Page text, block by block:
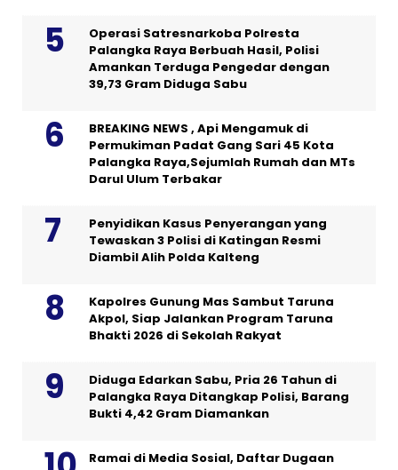
Operasi Satresnarkoba Polresta
Palangka Raya Berbuah Hasil, Polisi
Amankan Terduga Pengedar dengan
39,73 Gram Diduga Sabu
BREAKING NEWS , Api Mengamuk di
Permukiman Padat Gang Sari 45 Kota
Palangka Raya,Sejumlah Rumah dan MTs
Darul Ulum Terbakar
Penyidikan Kasus Penyerangan yang
Tewaskan 3 Polisi di Katingan Resmi
Diambil Alih Polda Kalteng
Kapolres Gunung Mas Sambut Taruna
Akpol, Siap Jalankan Program Taruna
Bhakti 2026 di Sekolah Rakyat
Diduga Edarkan Sabu, Pria 26 Tahun di
Palangka Raya Ditangkap Polisi, Barang
Bukti 4,42 Gram Diamankan
Ramai di Media Sosial, Daftar Dugaan